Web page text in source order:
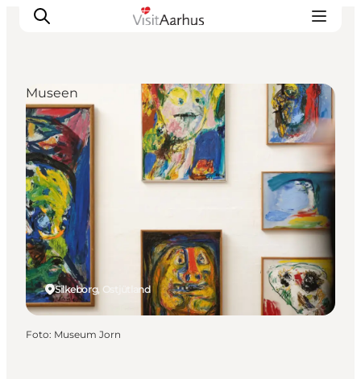
Sehen und erleben
Veranstaltungen
Städte und Regionen
Reiseplanung
Transport
Silkeborg, Ostjütland
Museen
Foto: Museum Jorn